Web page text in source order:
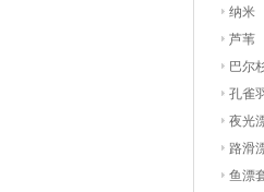
纳米
芦苇
巴尔
孔雀
夜光
路滑
鱼漂